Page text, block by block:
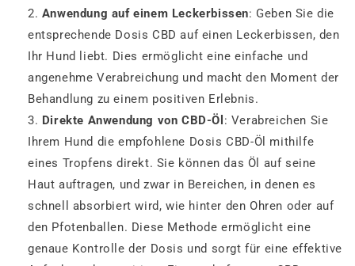
Anwendung auf einem Leckerbissen: Geben Sie die
entsprechende Dosis CBD auf einen Leckerbissen, den
Ihr Hund liebt. Dies ermöglicht eine einfache und
angenehme Verabreichung und macht den Moment der
Behandlung zu einem positiven Erlebnis.
Direkte Anwendung von CBD-Öl : Verabreichen Sie
Ihrem Hund die empfohlene Dosis CBD-Öl mithilfe
eines Tropfens direkt. Sie können das Öl auf seine
Haut auftragen, und zwar in Bereichen, in denen es
schnell absorbiert wird, wie hinter den Ohren oder auf
den Pfotenballen. Diese Methode ermöglicht eine
genaue Kontrolle der Dosis und sorgt für eine effektive